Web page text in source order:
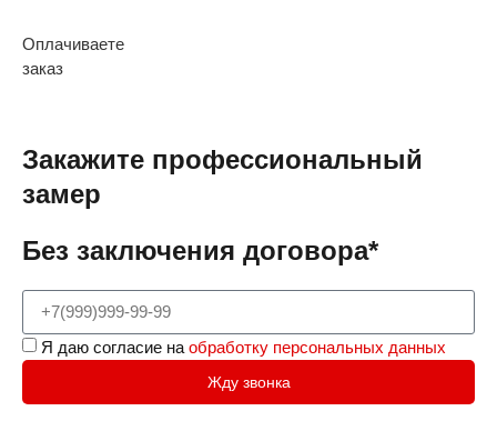
Оплачиваете
заказ
Закажите профессиональный
замер
Без заключения договора*
Я даю согласие на обработку персональных данных
Жду звонка